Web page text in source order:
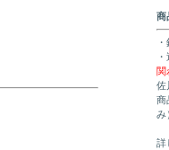
商
関
佐
商
み
詳